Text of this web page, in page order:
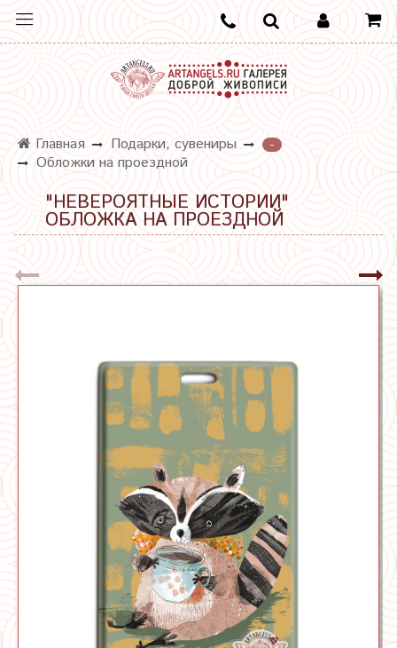
Главная Подарки, сувениры
-
Обложки на проездной
"НЕВЕРОЯТНЫЕ ИСТОРИИ"
ОБЛОЖКА НА ПРОЕЗДНОЙ